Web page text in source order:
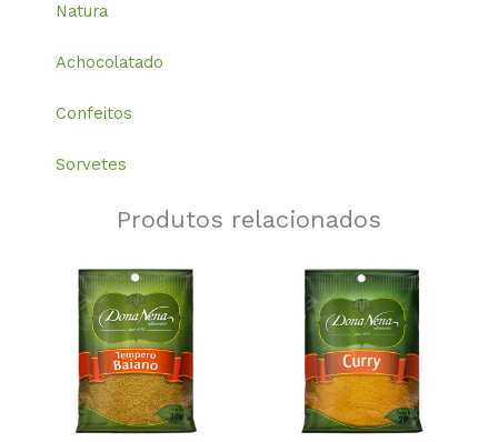
Natura
Achocolatado
Confeitos
Sorvetes
Produtos relacionados